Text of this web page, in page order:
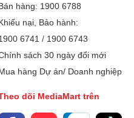
đánh tan vết bẩn
6 người (trên 8.5 Kg)
không gỉ
kg
hàng: 1900 6788
nại, Bảo hành:
6741 / 1900 6743
sách 30 ngày đổi mới
hàng Dự án/ Doanh nghiệp
dõi MediaMart trên